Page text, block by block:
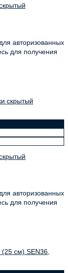
авторизованных
для получения
авторизованных
для получения